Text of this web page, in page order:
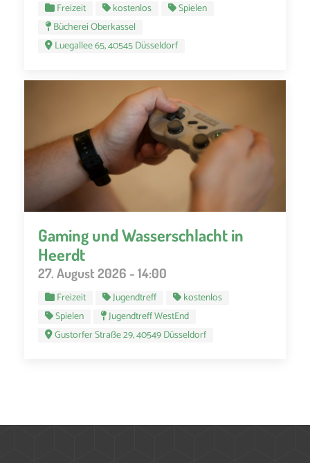
Freizeit kostenlos
Spielen
Bücherei Oberkassel
Luegallee 65, 40545 Düsseldorf
Gaming und Wasserschlacht in
Heerdt
27. August 2026 - 14:00
Freizeit Jugendtreff
kostenlos
Spielen
Jugendtreff WestEnd
Gustorfer Straße 29, 40549 Düsseldorf